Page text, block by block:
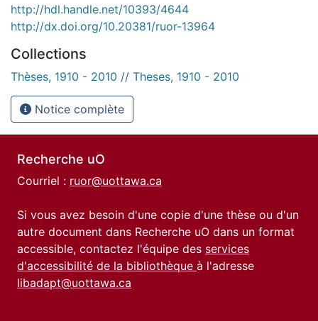
http://hdl.handle.net/10393/4644
http://dx.doi.org/10.20381/ruor-13964
Collections
Thèses, 1910 - 2010 // Theses, 1910 - 2010
Notice complète
Recherche uO
Courriel : ruor@uottawa.ca
Si vous avez besoin d'une copie d'une thèse ou d'un
autre document dans Recherche uO dans un format
accessible, contactez l'équipe des services
d'accessibilité de la bibliothèque à l'adresse
libadapt@uottawa.ca